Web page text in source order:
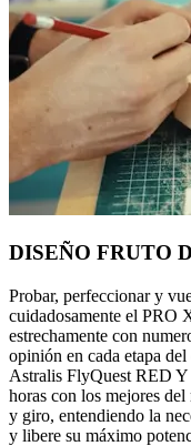
DISEÑO FRUTO
Probar, perfeccionar y
cuidadosamente el
estrechamente con
opinión en cada etapa
Astralis FlyQuest RED Y
horas con los mejores
y giro, entendiendo la
y libere su máximo